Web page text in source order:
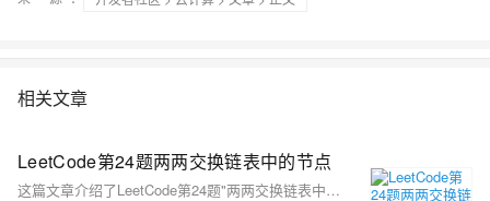
相关文章
LeetCode第24题两两交换链表中的节点
这篇文章介绍了LeetCode第24题"两两交换链表中的节点"的解题方法，通过使用虚拟节点和前驱节点技巧，实现了链表中相邻节点的交换。